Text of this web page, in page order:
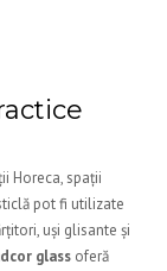
Horeca, spații
pot fi utilizate
uși glisante și
glass oferă